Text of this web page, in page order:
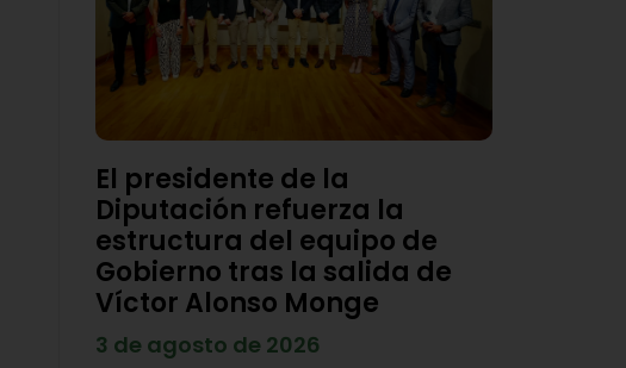
El presidente de la
Diputación refuerza la
estructura del equipo de
Gobierno tras la salida de
Víctor Alonso Monge
3 de agosto de 2026